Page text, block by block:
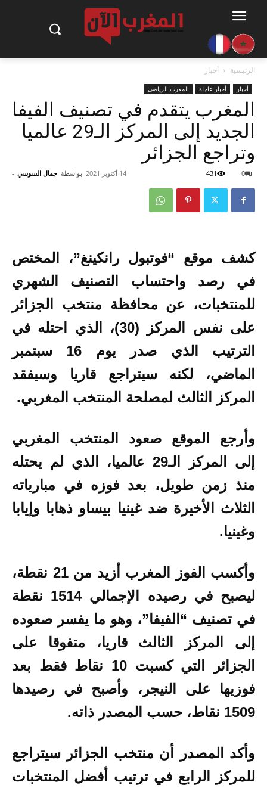
الرئيسية أخبار
أخبار أخبار عاجلة المغرب الرياضي
المغرب يتقدم في تصنيف الفيفا
الجديد إلى المركز الـ29 عالميا
وتراجع الجزائر
بواسطة جمال السوسي - 14 أكتوبر 2021 0
431
كشف موقع “فوتبول رانكينغ”، المختص
في رصد واحتساب التصنيف الشهري
للمنتخبات، عن محافظة منتخب الجزائر
على نفس المركز (30)، الذي احتله في
الترتيب الذي صدر يوم 16 سبتمبر
الماضي، لكنه سيتراجع قاريا وسيفقد
المركز الثالث لمصلحة المنتخب المغربي.
وأرجع الموقع صعود المنتخب المغربي
إلى المركز الـ29 عالميا، الذي لم يحتله
منذ زمن طويل، بعد فوزه في مبارياته
الثلاث الأخيرة ضد غينيا بيساو ذهابا وإيابا
وغينيا.
وأكسب الفوز المغرب أزيد من 21 نقطة،
ليصبح في رصيده الإجمالي 1514 نقطة
في تصنيف “الفيفا”، وهو ما يفسر صعوده
إلى المركز الثالث قاريا، متفوقا على
الجزائر التي كسبت 10 نقاط فقط بعد
فوزيها على النيجر، وأصبح في رصيدها
1509 نقاط، حسب المصدر ذاته.
وأكد المصدر أن منتخب الجزائر سيتراجع
للمركز الرابع في ترتيب أفضل المنتخبات